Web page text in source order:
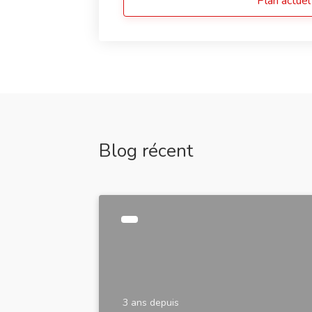
Blog récent
3 ans depuis